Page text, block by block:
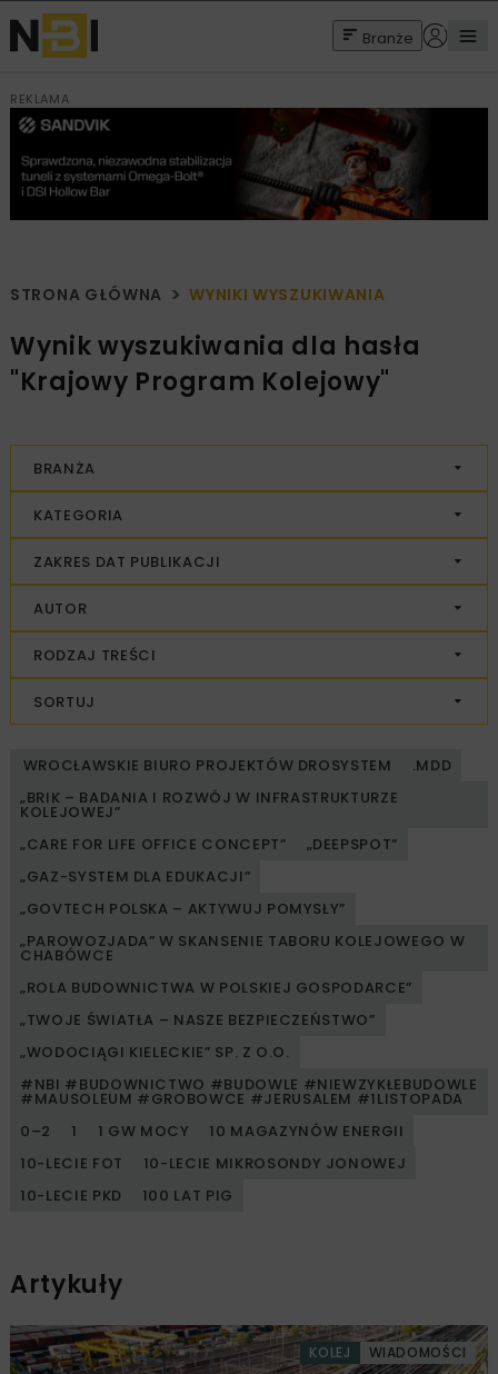
Branże
REKLAMA
STRONA GŁÓWNA WYNIKI WYSZUKIWANIA
Wynik wyszukiwania dla hasła
"Krajowy Program Kolejowy"
BRANŻA
KATEGORIA
ZAKRES DAT PUBLIKACJI
AUTOR
RODZAJ TREŚCI
SORTUJ
WROCŁAWSKIE BIURO PROJEKTÓW DROSYSTEM
.MDD
„BRIK – BADANIA I ROZWÓJ W INFRASTRUKTURZE
KOLEJOWEJ”
„CARE FOR LIFE OFFICE CONCEPT”
„DEEPSPOT”
„GAZ-SYSTEM DLA EDUKACJI”
„GOVTECH POLSKA – AKTYWUJ POMYSŁY”
„PAROWOZJADA” W SKANSENIE TABORU KOLEJOWEGO W
CHABÓWCE
„ROLA BUDOWNICTWA W POLSKIEJ GOSPODARCE”
„TWOJE ŚWIATŁA – NASZE BEZPIECZEŃSTWO”
„WODOCIĄGI KIELECKIE” SP. Z O.O.
#NBI #BUDOWNICTWO #BUDOWLE #NIEWZYKŁEBUDOWLE
#MAUSOLEUM #GROBOWCE #JERUSALEM #1LISTOPADA
0–2
1 1 GW MOCY
10 MAGAZYNÓW ENERGII
10-LECIE FOT
10-LECIE MIKROSONDY JONOWEJ
10-LECIE PKD
100 LAT PIG
Artykuły
KOLEJ WIADOMOŚCI